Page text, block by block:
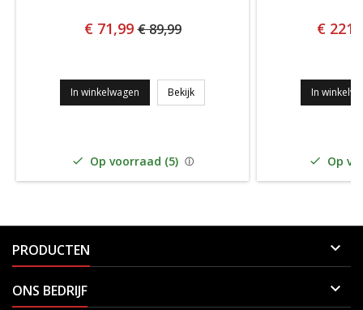
€ 71,99 € 89,99
In winkelwagen BekijkHEAD EXTREME JR '24
 Op voorraad (5)
€
In
 Op
PRODUCTEN 
ONS BEDRIJF 